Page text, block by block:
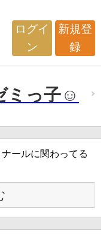
ログイ
ン
新規登
録
ミっ子☺
ールに関わってる